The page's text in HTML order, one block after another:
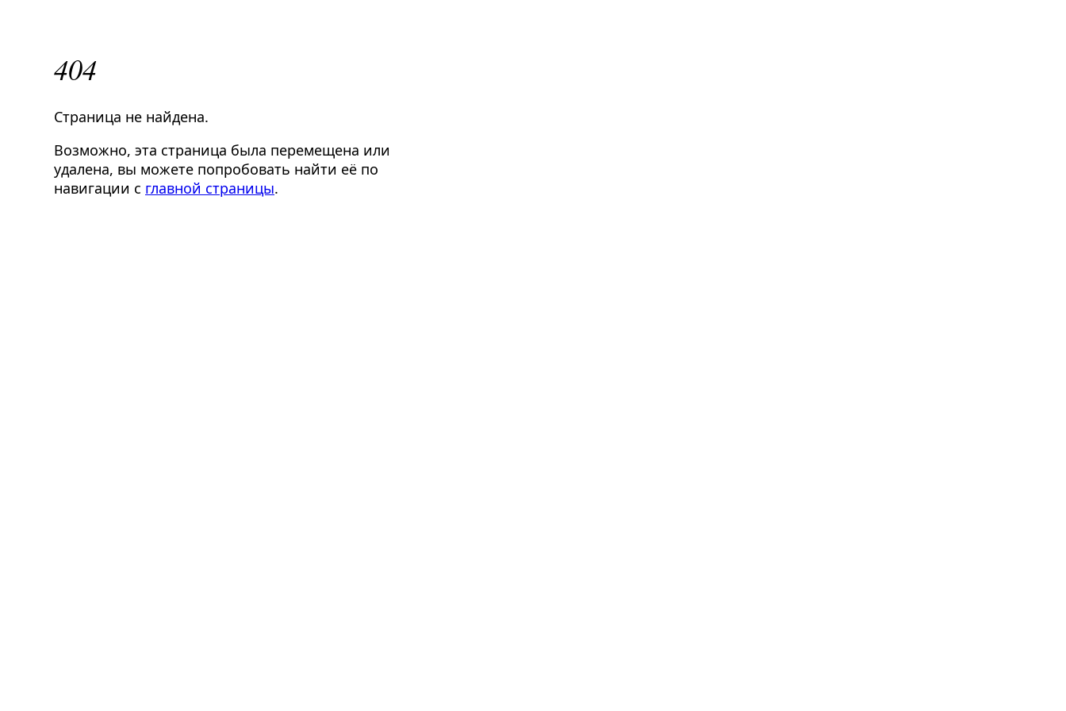
404
Страница не найдена.
Возможно, эта страница была перемещена или
удалена, вы можете попробовать найти её по
навигации с главной страницы.